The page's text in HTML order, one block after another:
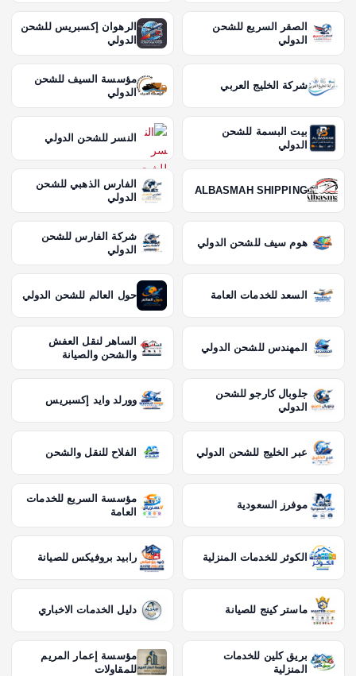
الصقر السريع للشحن
الدولي
الرهوان إكسبريس للشحن
الدولي
شركة الخليج العربي
مؤسسة السيف للشحن
الدولي
بيت البسمة للشحن
الدولي
النسر للشحن الدولي
ALBASMAH SHIPPING
الفارس الذهبي للشحن
الدولي
هوم سيف للشحن الدولي
شركة الفارس للشحن
الدولي
السعد للخدمات العامة حول العالم للشحن الدولي
المهندس للشحن الدولي
الساهر لنقل العفش
والشحن والصيانة
جلوبال كارجو للشحن
الدولي
وورلد وايد إكسبريس
عبر الخليج للشحن الدولي الفلاح للنقل والشحن
موفرز السعودية
مؤسسة السريع للخدمات
العامة
الكوثر للخدمات المنزلية رابيد بروفيكس للصيانة
ماستر كينج للصيانة دليل الخدمات الاخباري
بريق كلين للخدمات
المنزلية
مؤسسة إعمار المريم
للمقاولات